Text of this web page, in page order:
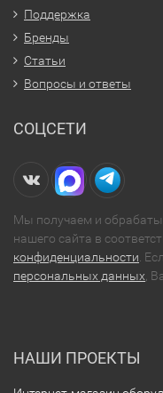
Поддержка
Бренды
Статьи
Вопросы и ответы
СОЦСЕТИ
Мы получаем и
нашего сайта в
конфиденциальности.
персональных данных,
НАШИ ПРОЕКТЫ